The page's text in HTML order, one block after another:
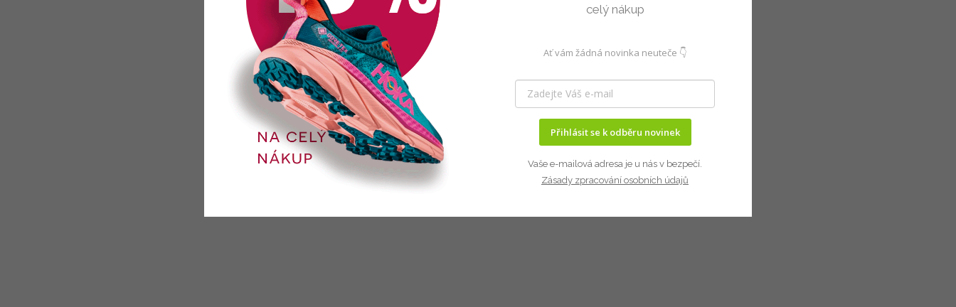
celý nákup
Ať vám žádná novinka neuteče 👇
Přihlásit se k odběru novinek
Vaše e-mailová adresa je u nás v bezpečí.
Zásady zpracování osobních údajů